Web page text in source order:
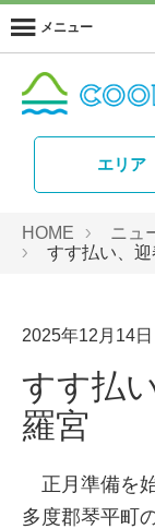
メニュー
エリア
HOME
ニュ
すす払い、
2025年12月14日
すす払
羅宮
正月準備を
多度郡琴平町